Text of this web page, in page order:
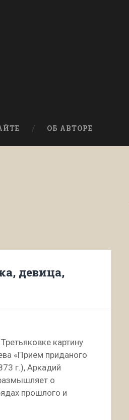
ОБ АВТОРЕ
девица,
картину
«Прием приданого
г.), Аркадий
о
прошлого и